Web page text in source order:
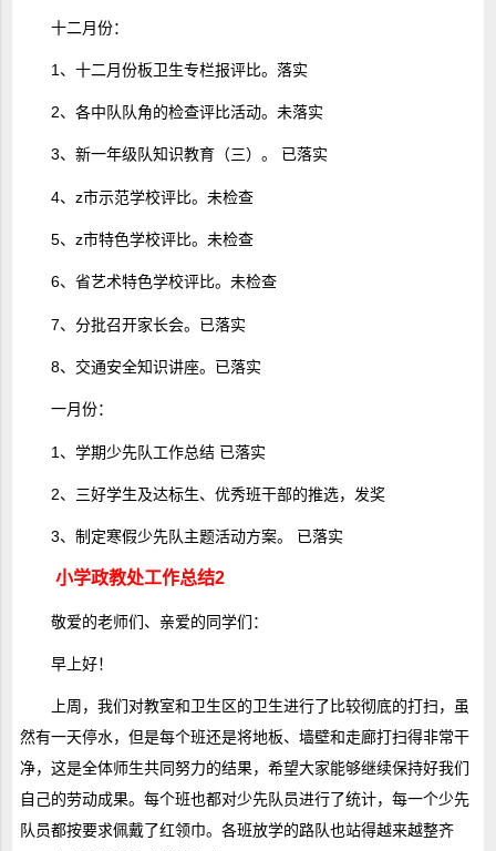
十二月份：
1、十二月份板卫生专栏报评比。落实
2、各中队队角的检查评比活动。未落实
3、新一年级队知识教育（三）。 已落实
4、z市示范学校评比。未检查
5、z市特色学校评比。未检查
6、省艺术特色学校评比。未检查
7、分批召开家长会。已落实
8、交通安全知识讲座。已落实
一月份：
1、学期少先队工作总结 已落实
2、三好学生及达标生、优秀班干部的推选，发奖
3、制定寒假少先队主题活动方案。 已落实
小学政教处工作总结2
敬爱的老师们、亲爱的同学们：
早上好！
上周，我们对教室和卫生区的卫生进行了比较彻底的打扫，虽
然有一天停水，但是每个班还是将地板、墙壁和走廊打扫得非常干
净，这是全体师生共同努力的结果，希望大家能够继续保持好我们
自己的劳动成果。每个班也都对少先队员进行了统计，每一个少先
队员都按要求佩戴了红领巾。各班放学的路队也站得越来越整齐